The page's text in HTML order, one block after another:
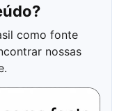
como fonte
nossas